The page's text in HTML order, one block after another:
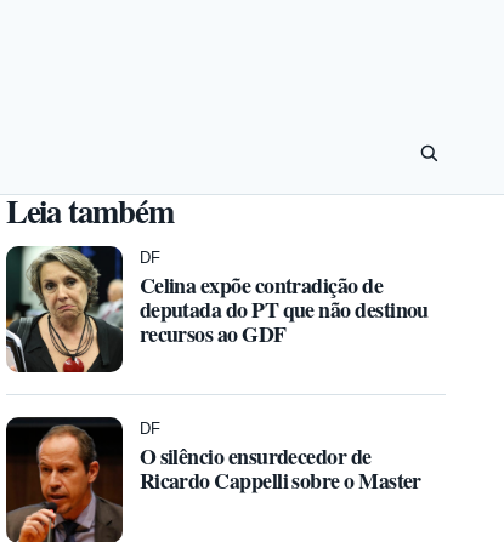
Leia também
DF
Celina expõe contradição de
deputada do PT que não destinou
recursos ao GDF
DF
O silêncio ensurdecedor de
Ricardo Cappelli sobre o Master